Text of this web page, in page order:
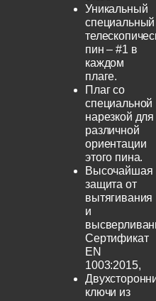
Уникальный
специальный
пин – #1 в
каждом
плаге.
Плаг со
специальной
нарезкой для
различной
ориентации
этого пина.
Высочайшая
защита от
вытягивания
и
Сертификат
EN
1003:2015,
ключи из